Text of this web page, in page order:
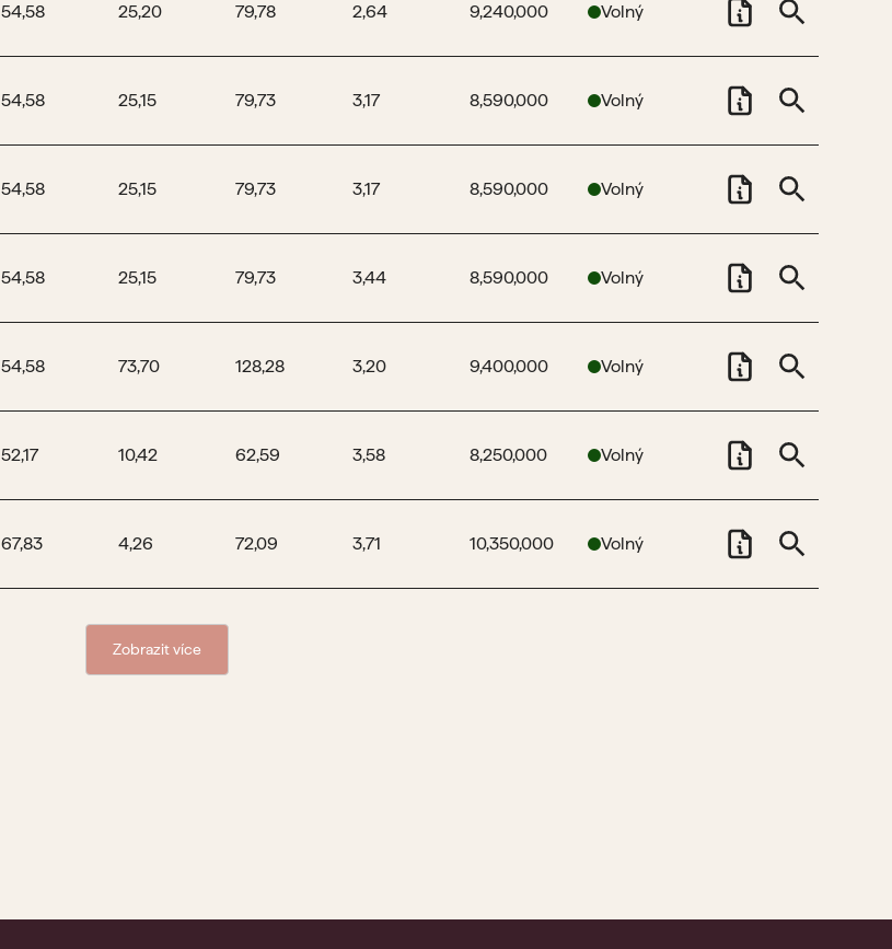
54,58 25,20 79,78 2,64 9,240,000 Volný
54,58 25,15 79,73 3,17 8,590,000 Volný
54,58 25,15 79,73 3,17 8,590,000 Volný
54,58 25,15 79,73 3,44 8,590,000 Volný
54,58 73,70 128,28 3,20 9,400,000 Volný
52,17 10,42 62,59 3,58 8,250,000 Volný
67,83 4,26 72,09 3,71 10,350,000 Volný
Zobrazit více